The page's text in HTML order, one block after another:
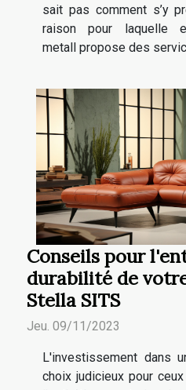
sait pas comment s’y
raison pour laquelle
metall propose des
Conseils pour
durabilité de
Stella SITS
Jeu. 09/11/2023
L'investissement dans
choix judicieux pour